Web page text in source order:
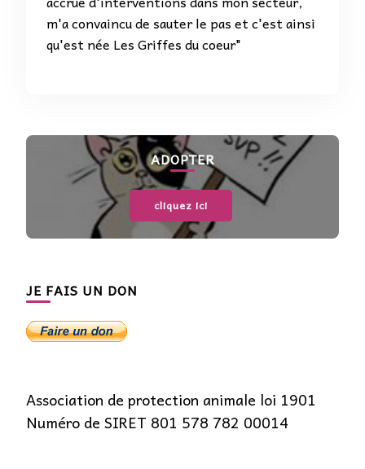
m'a convaincu de sauter le pas et c'est ainsi
qu'est née Les Griffes du coeur"
ADOPTER
cliquez ici
JE FAIS UN DON
Association de protection animale loi 1901
Numéro de SIRET 801 578 782 00014